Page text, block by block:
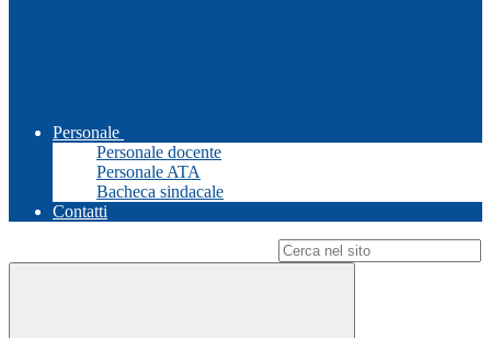
Personale
Personale docente
Personale ATA
Bacheca sindacale
Contatti